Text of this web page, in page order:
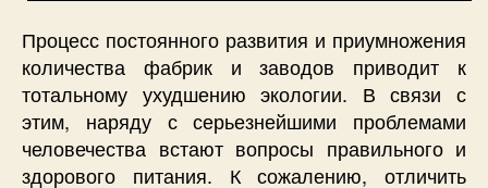
Процесс постоянного развития и приумножения
количества фабрик и заводов приводит к
тотальному ухудшению экологии. В связи с
этим, наряду с серьезнейшими проблемами
человечества встают вопросы правильного и
здорового питания. К сожалению, отличить